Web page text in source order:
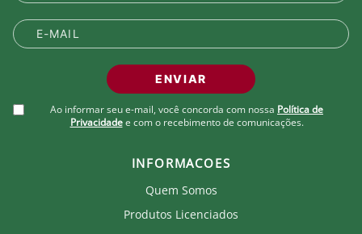
ENVIAR
Ao informar seu e-mail, você concorda com nossa Política de
Privacidade e com o recebimento de comunicações.
INFORMACOES
Quem Somos
Produtos Licenciados